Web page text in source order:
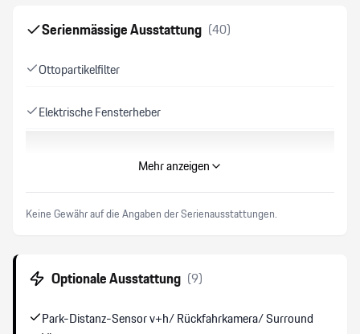
Serienmässige Ausstattung (40)
Ottopartikelfilter
Elektrische Fensterheber
Bose Surround Sound -System
Torque Vectoring Plus TV (Differentialsperre)
Servolenkung Plus
Mehr anzeigen
Keine Gewähr auf die Angaben der Serienausstattungen.
Optionale Ausstattung (9)
Park-Distanz-Sensor v+h/ Rückfahrkamera/ Surround